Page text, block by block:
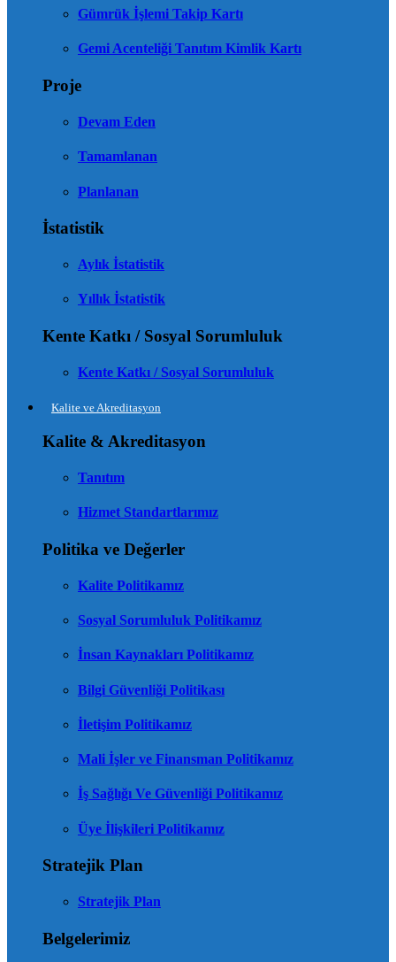
Gümrük İşlemi Takip Kartı
Gemi Acenteliği Tanıtım Kimlik Kartı
Proje
Devam Eden
Tamamlanan
Planlanan
İstatistik
Aylık İstatistik
Yıllık İstatistik
Kente Katkı / Sosyal Sorumluluk
Kente Katkı / Sosyal Sorumluluk
Kalite ve Akreditasyon
Kalite & Akreditasyon
Tanıtım
Hizmet Standartlarımız
Politika ve Değerler
Kalite Politikamız
Sosyal Sorumluluk Politikamız
İnsan Kaynakları Politikamız
Bilgi Güvenliği Politikası
İletişim Politikamız
Mali İşler ve Finansman Politikamız
İş Sağlığı Ve Güvenliği Politikamız
Üye İlişkileri Politikamız
Stratejik Plan
Stratejik Plan
Belgelerimiz